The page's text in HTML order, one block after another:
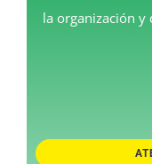
la organización y